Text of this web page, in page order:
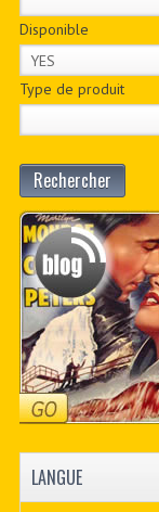
Disponible
Type de produit
Rechercher
LANGUE